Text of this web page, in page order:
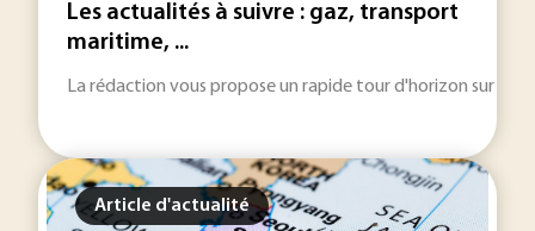
Les actualités à suivre : gaz, transport
maritime, ...
La rédaction vous propose un rapide tour d'horizon sur les
Article d'actualité